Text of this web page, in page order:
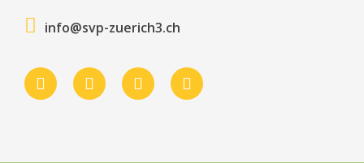
info@svp-zuerich3.ch